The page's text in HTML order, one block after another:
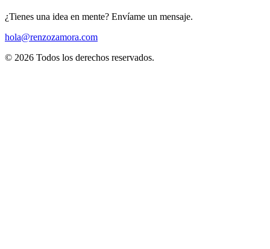
¿Tienes una idea en mente? Envíame un mensaje.
hola@renzozamora.com
© 2026 Todos los derechos reservados.